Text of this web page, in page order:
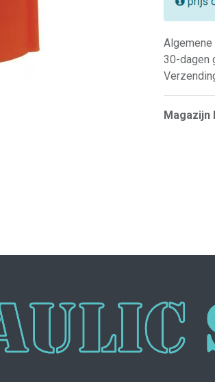
Algemene
30-dagen
Magazijn